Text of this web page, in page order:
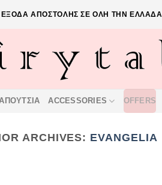
ΑΠΟΣΤΟΛΗΣ ΣΕ ΟΛΗ ΤΗΝ ΕΛΛΑΔΑ
ACCESSORIES OFFERS
ARCHIVES: EVANGELIA